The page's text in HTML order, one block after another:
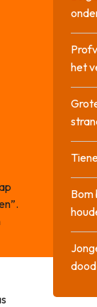
het
Bom